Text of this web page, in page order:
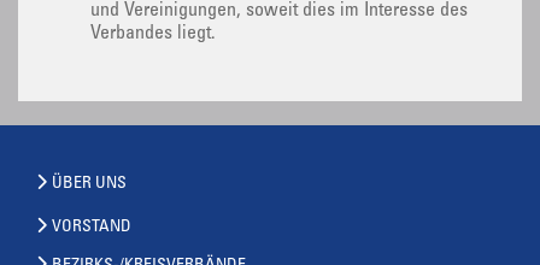
und Vereinigungen, soweit dies im Interesse des
Verbandes liegt.
ÜBER UNS
VORSTAND